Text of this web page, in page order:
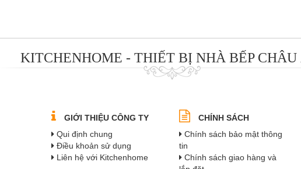
KITCHENHOME - THIẾT BỊ NHÀ BẾP CHÂU
GIỚI THIỆU CÔNG TY
Qui định chung
Điều khoản sử dụng
Liên hệ với Kitchenhome
CHÍNH SÁCH
Chính sách bảo mật thông
tin
Chính sách giao hàng và